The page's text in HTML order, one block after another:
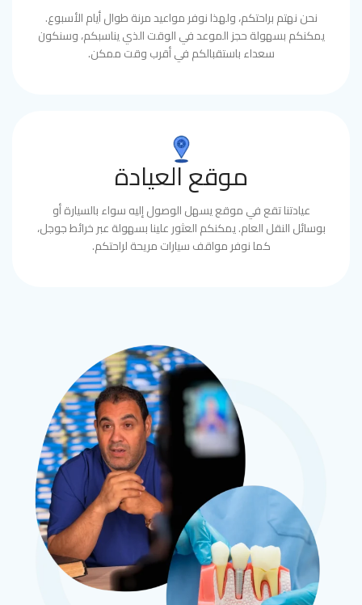
نحن نهتم براحتكم، ولهذا نوفر مواعيد مرنة طوال أيام الأسبوع.
يمكنكم بسهولة حجز الموعد في الوقت الذي يناسبكم، وسنكون
سعداء باستقبالكم في أقرب وقت ممكن.
موقع العيادة
عيادتنا تقع في موقع يسهل الوصول إليه سواء بالسيارة أو
بوسائل النقل العام. يمكنكم العثور علينا بسهولة عبر خرائط جوجل،
كما نوفر مواقف سيارات مريحة لراحتكم.